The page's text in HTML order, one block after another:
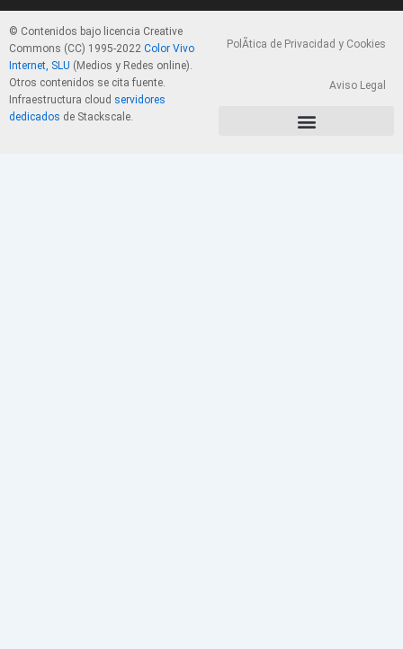
© Contenidos bajo licencia Creative
Commons (CC) 1995-2022 Color Vivo
Internet, SLU (Medios y Redes online).
Otros contenidos se cita fuente.
Infraestructura cloud servidores
dedicados de Stackscale.
PolÃ­tica de Privacidad y Cookies
Aviso Legal